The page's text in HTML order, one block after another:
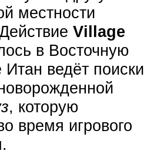
местности
Village
в Восточную
Итан ведёт поиски
, которую
время игрового